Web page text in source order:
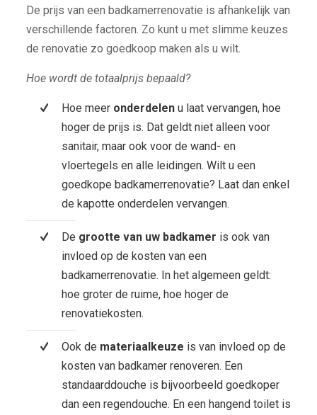
De prijs van een badkamerrenovatie is afhankelijk van
verschillende factoren. Zo kunt u met slimme keuzes
de renovatie zo goedkoop maken als u wilt.
Hoe wordt de totaalprijs bepaald?
Hoe meer onderdelenu laat vervangen, hoe
hoger de prijs is. Dat geldt niet alleen voor
sanitair, maar ook voor de wand- en
vloertegels en alle leidingen. Wilt u een
goedkope badkamerrenovatie? Laat dan enkel
de kapotte onderdelen vervangen.
De grootte van uw badkamer is ook van
invloed op de kosten van een
badkamerrenovatie. In het algemeen geldt:
hoe groter de ruime, hoe hoger de
renovatiekosten.
Ook de materiaalkeuze is van invloed op de
kosten van badkamer renoveren. Een
standaarddouche is bijvoorbeeld goedkoper
dan een regendouche. En een hangend toilet is